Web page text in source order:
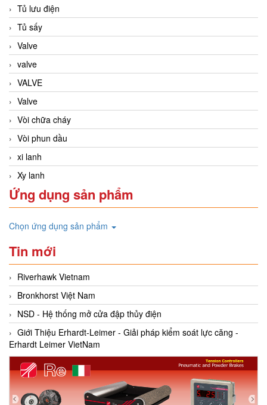
Tủ lưu điện
Tủ sấy
Valve
valve
VALVE
Valve
Vòi chữa cháy
Vòi phun dầu
xi lanh
Xy lanh
Ứng dụng sản phẩm
Chọn ứng dụng sản phẩm
Tin mới
Riverhawk Vietnam
Bronkhorst Việt Nam
NSD - Hệ thống mở cửa đập thủy điện
Giới Thiệu Erhardt-Leimer - Giải pháp kiểm soát lực căng -
Erhardt Leimer VietNam